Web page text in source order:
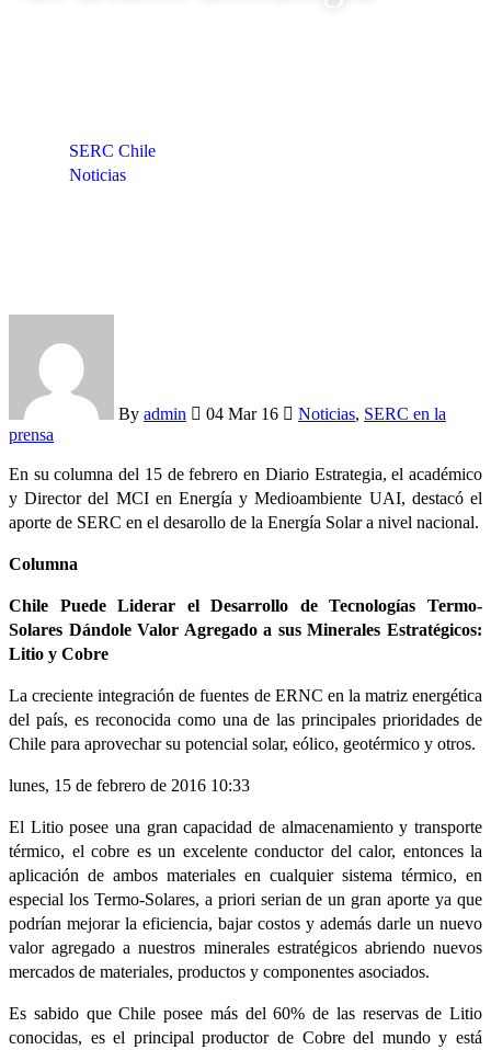
SERC Chile
Noticias
By admin 04 Mar 16 Noticias, SERC en la
prensa
En su columna del 15 de febrero en Diario Estrategia, el académico
y Director del MCI en Energía y Medioambiente UAI, destacó el
aporte de SERC en el desarollo de la Energía Solar a nivel nacional.
Columna
Chile Puede Liderar el Desarrollo de Tecnologías Termo-
Solares Dándole Valor Agregado a sus Minerales Estratégicos:
Litio y Cobre
La creciente integración de fuentes de ERNC en la matriz energética
del país, es reconocida como una de las principales prioridades de
Chile para aprovechar su potencial solar, eólico, geotérmico y otros.
lunes, 15 de febrero de 2016 10:33
El Litio posee una gran capacidad de almacenamiento y transporte
térmico, el cobre es un excelente conductor del calor, entonces la
aplicación de ambos materiales en cualquier sistema térmico, en
especial los Termo-Solares, a priori serian de un gran aporte ya que
podrían mejorar la eficiencia, bajar costos y además darle un nuevo
valor agregado a nuestros minerales estratégicos abriendo nuevos
mercados de materiales, productos y componentes asociados.
Es sabido que Chile posee más del 60% de las reservas de Litio
conocidas, es el principal productor de Cobre del mundo y está